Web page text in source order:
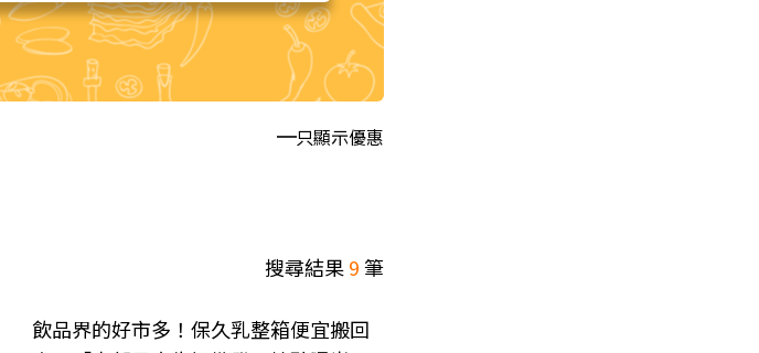
只顯示優惠
搜尋結果9筆
飲品界的好市多！保久乳整箱便宜搬回